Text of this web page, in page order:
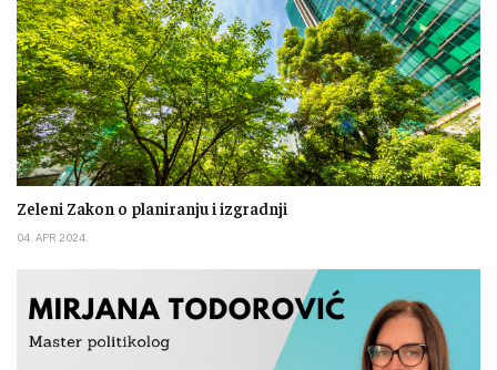
Zeleni Zakon o planiranju i izgradnji
04. APR 2024.